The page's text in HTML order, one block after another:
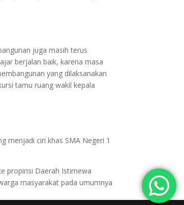
juga masih terus
berjalan baik, karena masa
yang dilaksanakan
tamu ruang wakil kepala
menjadi ciri khas SMA Negeri 1
propinsi Daerah Istimewa
masyarakat pada umumnya